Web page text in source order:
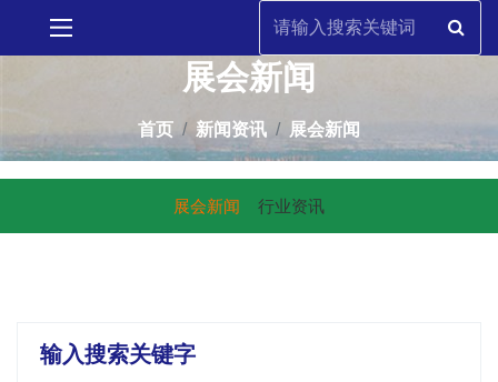
展会新闻
首页 新闻资讯 展会新闻
展会新闻 行业资讯
输入搜索关键字